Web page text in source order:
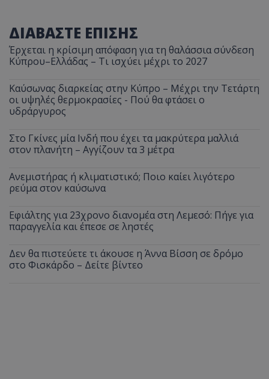
ΔΙΑΒΑΣΤΕ ΕΠΙΣΗΣ
Έρχεται η κρίσιμη απόφαση για τη θαλάσσια σύνδεση
Κύπρου–Ελλάδας – Τι ισχύει μέχρι το 2027
Καύσωνας διαρκείας στην Κύπρο – Μέχρι την Τετάρτη
οι υψηλές θερμοκρασίες - Πού θα φτάσει ο
υδράργυρος
Στο Γκίνες μία Ινδή που έχει τα μακρύτερα μαλλιά
στον πλανήτη – Αγγίζουν τα 3 μέτρα
Ανεμιστήρας ή κλιματιστικό; Ποιο καίει λιγότερο
ρεύμα στον καύσωνα
Εφιάλτης για 23χρονο διανομέα στη Λεμεσό: Πήγε για
παραγγελία και έπεσε σε ληστές
Δεν θα πιστεύετε τι άκουσε η Άννα Βίσση σε δρόμο
στο Φισκάρδο – Δείτε βίντεο